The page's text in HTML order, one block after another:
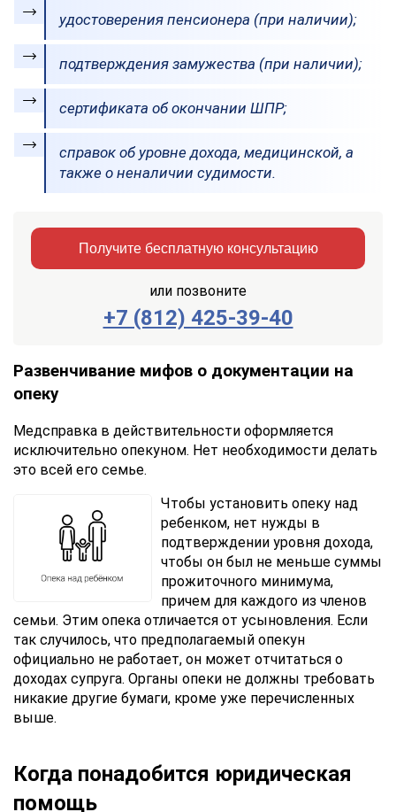
удостоверения пенсионера (при наличии);
подтверждения замужества (при наличии);
сертификата об окончании ШПР;
справок об уровне дохода, медицинской, а
также о неналичии судимости.
Получите бесплатную консультацию
или позвоните
+7 (812) 425-39-40
Заказать
Отправляя
Вы
соглашаетесь
персональных
данных
Развенчивание мифов о документации на
опеку
Медсправка в действительности оформляется
исключительно опекуном. Нет необходимости делать
это всей его семье.
Чтобы установить опеку над
ребенком, нет нужды в
подтверждении уровня дохода,
чтобы он был не меньше суммы
прожиточного минимума,
причем для каждого из членов
семьи. Этим опека отличается от усыновления. Если
так случилось, что предполагаемый опекун
официально не работает, он может отчитаться о
доходах супруга. Органы опеки не должны требовать
никакие другие бумаги, кроме уже перечисленных
выше.
Когда понадобится юридическая
помощь